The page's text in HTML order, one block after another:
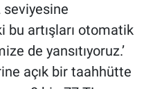
seviyesine
bu artışları otomatik
de yansıtıyoruz.’
açık bir taahhütte